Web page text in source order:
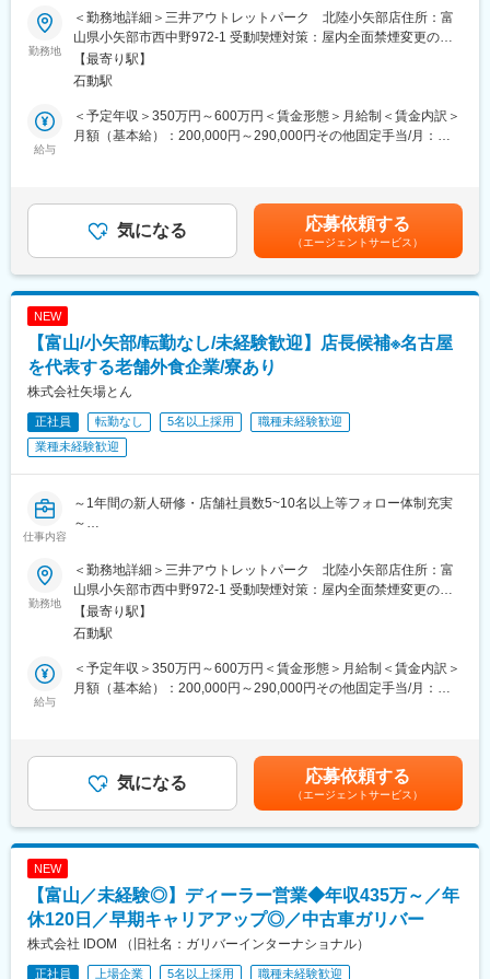
■組織構成：配属先の拠点は、工場長（40代）、工場長代理（50
代）、社員（3名／全て20代）、製造員（6名）の計11名で構成さ
れています。
■魅力：
・当社は電線・ケーブルの専門商社である株式会社第一電材
（DID）のグループです。急成長のエレクトロニクス産業を支え
ているため、需要が伸び続けていく事業で安定性抜群です。
ります。プロフェッショナルを相手に仕事をする中で、自分の裁
量で勝負することができるのは独立系商社ならではです。
・チャレンジを応援する社風…同社には経験豊富な上司にすぐに
変更の範囲：会社の定める業務
☆残業10～20時間程度☆
実際に介護職から転職された39歳の方が入社し調理全般を任せれ
ているなど業界問わず活躍できる環境です。
■担当業務
各店舗にて、キッチンスタッフとして調理などのキッチン業務を
めにも最後の仕上げは店舗のスタッフが行います。シェフは、日
本文化を継承する老舗として季節感を意識して表現し、調理の
「エキスパート」を目指しております。
リアを築いて頂くことができます。
■就業環境
店舗運営の社員比率を高め1店舗あたり5～10名程度の社員が在籍
し店舗運営を行っています。
「将来は親の喫茶店をつぐため勉強したい」
「やっぱり矢場とんで働きたいと出戻ってきた社員」など様々な
自分の人生を豊かにする場所として使ってくれていい」と本気で
考え、社員を全力でサポートしていく環境を整えています。
■今後の展望
愛知を代表する老舗企業で堅実な経営をしています。
コロナ化でも新規出店し、レストラン業態だけでなく、持ち帰り
専門店、フードデリバリー、通信販売が好調な中でしっかり業績
変更の範囲：会社の定める業務
勤務地
＜勤務地詳細＞三井アウトレットパーク 北陸小矢部店住所：富
山県小矢部市西中野972-1 受動喫煙対策：屋内全面禁煙変更の範
囲：会社の定める事業所
【最寄り駅】
石動駅
給与
＜予定年収＞350万円～600万円＜賃金形態＞月給制＜賃金内訳＞
月額（基本給）：200,000円～290,000円その他固定手当/月：
円）520万円（32歳／月収38万円）賃金はあくまでも目安の金額
であり、選考を通じて上下する可能性があります。月給(月額)は固
定手当を含めた表記です。
気になる 応募依頼する
（エージェントサービス）
NEW
【富山/小矢部/転勤なし/未経験歓迎】店長候補※名古屋
を代表する老舗外食企業/寮あり
株式会社矢場とん
正社員 転勤なし 5名以上採用
職種未経験歓迎
業種未経験歓迎
仕事内容
～1年間の新人研修・店舗社員数5~10名以上等フォロー体制充実
～
業10～20時間程度
実際に機械メンテナンス職から転職された34歳の方が入社しホー
ルの責任者になっているなど業界問わず活躍できる環境です。
■担当業務
各店舗にて、ホールスタッフとしてお客様の接客をお願いしま
■キャリアパス
能力や経験にもよりますが、店舗スタッフとして入社頂き、約2年
■就業環境
未経験から活躍できるのは就業環境を整えているためです。店舗
運営の社員比率を高め1店舗あたり5～10名程度の社員が在籍し店
勤務地
＜勤務地詳細＞三井アウトレットパーク 北陸小矢部店住所：富
山県小矢部市西中野972-1 受動喫煙対策：屋内全面禁煙変更の範
囲：会社の定める事業所
【最寄り駅】
石動駅
給与
＜予定年収＞350万円～600万円＜賃金形態＞月給制＜賃金内訳＞
月額（基本給）：200,000円～290,000円その他固定手当/月：
円）520万円（32歳／月収38万円）賃金はあくまでも目安の金額
であり、選考を通じて上下する可能性があります。月給(月額)は固
定手当を含めた表記です。
気になる 応募依頼する
（エージェントサービス）
NEW
【富山／未経験◎】ディーラー営業◆年収435万～／年
休120日／早期キャリアアップ◎／中古車ガリバー
株式会社 IDOM （旧社名：ガリバーインターナショナル）
正社員 上場企業 5名以上採用 職種未経験歓迎